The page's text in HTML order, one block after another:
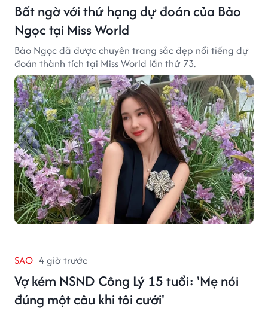
Bất ngờ với thứ hạng dự đoán của Bảo
Ngọc tại Miss World
Bảo Ngọc đã được chuyên trang sắc đẹp nổi tiếng dự
đoán thành tích tại Miss World lần thứ 73.
SAO 4 giờ trước
Vợ kém NSND Công Lý 15 tuổi: 'Mẹ nói
đúng một câu khi tôi cưới'